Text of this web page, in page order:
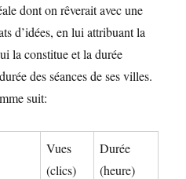
dont on rêverait avec une
d’idées, en lui attribuant la
la constitue et la durée
des séances de ses villes.
suit:
Vues
(clics)
Durée
(heure)